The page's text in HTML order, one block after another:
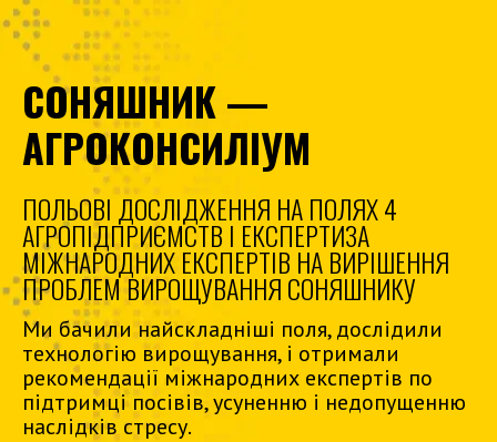
СОНЯШНИК —
АГРОКОНСИЛІУМ
ПОЛЬОВІ ДОСЛІДЖЕННЯ НА ПОЛЯХ 4
АГРОПІДПРИЄМСТВ І ЕКСПЕРТИЗА
МІЖНАРОДНИХ ЕКСПЕРТІВ НА ВИРІШЕННЯ
ПРОБЛЕМ ВИРОЩУВАННЯ СОНЯШНИКУ
Ми бачили найскладніші поля, дослідили
технологію вирощування, і отримали
рекомендації міжнародних експертів по
підтримці посівів, усуненню і недопущенню
наслідків стресу.